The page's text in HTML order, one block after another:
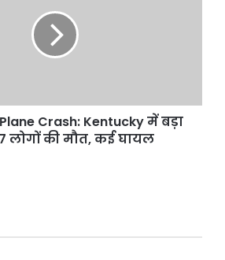
Crash: Kentucky में बड़ा
लोगों की मौत, कई घायल